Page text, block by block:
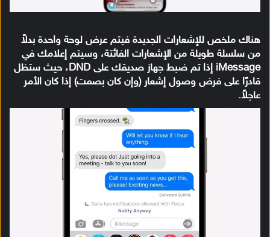
هناك ملخص للإشعارات الجديدة فيتم عرض لوحة واحدة بدلاً
من سلسلة طويلة من الإشعارات الفائتة، وسيتم إعلامك في
iMessage إذا تم ضبط جهاز صديقك على DND، حيث ستظل
قادرًا على فرض وصول إشعار (وإن كان بصمت) إذا كان الأمر
عاجلاً.